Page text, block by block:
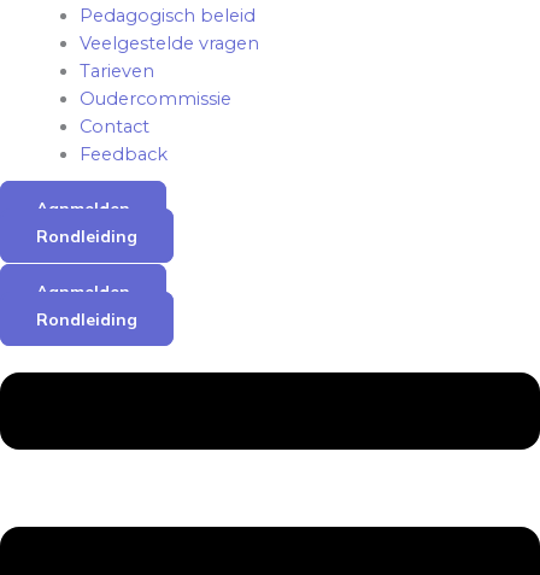
Pedagogisch beleid
Veelgestelde vragen
Tarieven
Oudercommissie
Contact
Feedback
Aanmelden
Rondleiding
Aanmelden
Rondleiding